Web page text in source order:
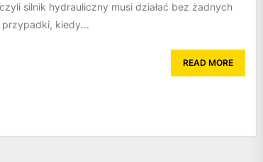
silnik hydrauliczny musi działać bez żadnych
kiedy...
READ MORE